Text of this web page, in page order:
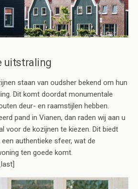
uitstraling
staan van oudsher bekend om hun
Dit komt doordat monumentale
deur- en raamstijlen hebben.
pand in Vianen, dan raden wij aan u
voor de kozijnen te kiezen. Dit biedt
authentieke sfeer, wat de
ten goede komt.